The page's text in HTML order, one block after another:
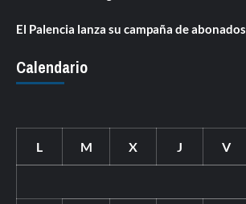
El Palencia lanza su campaña de abonados
Calendario
L M X J V